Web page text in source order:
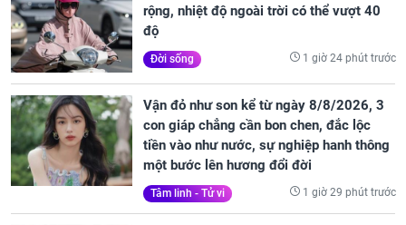
rộng, nhiệt độ ngoài trời có thể vượt 40
độ
Đời sống 1 giờ 24 phút trước
Vận đỏ như son kể từ ngày 8/8/2026, 3
con giáp chẳng cần bon chen, đắc lộc
tiền vào như nước, sự nghiệp hanh thông
một bước lên hương đổi đời
Tâm linh - Tử vi 1 giờ 29 phút trước